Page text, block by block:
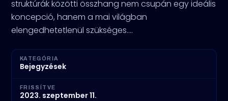
struktúrák közötti összhang nem csupán egy ideális
koncepció, hanem a mai világban
elengedhetetlenül szükséges.…
KATEGÓRIA
Bejegyzések
FRISSÍTVE
2023. szeptember 11.